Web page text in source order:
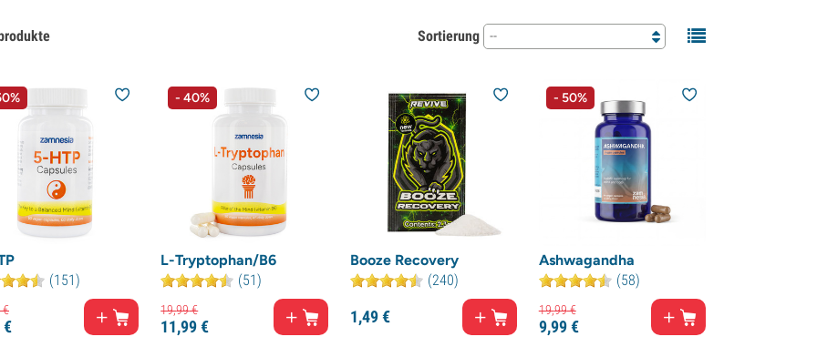
Sortierung --
(151)
€
€
- 40%
L-Tryptophan/B6
(51)
19,99€
11,99€
Booze Recovery
(240)
1,49€
- 50%
Ashwagandha
(58)
19,99€
9,99€